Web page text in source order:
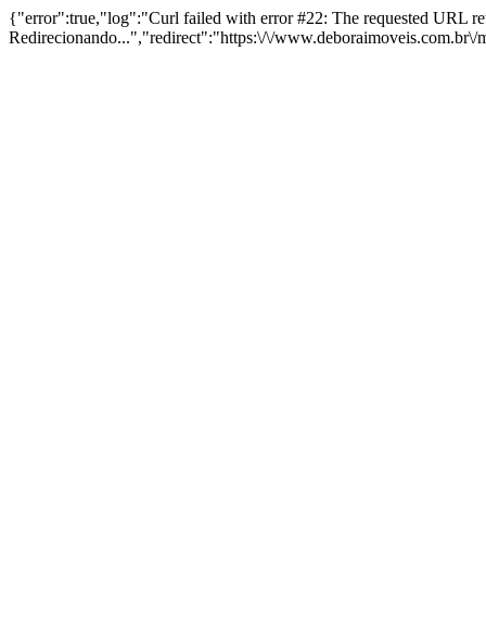
{"error":true,"log":"Curl failed with error #22: The requested URL
Redirecionando...","redirect":"https:\/\/www.deboraimoveis.com.br\/